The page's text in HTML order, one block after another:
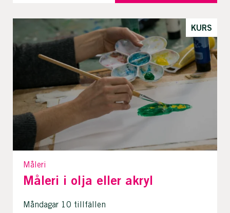
KURS
Måleri
Måleri i olja eller akryl
Måndagar 10 tillfällen